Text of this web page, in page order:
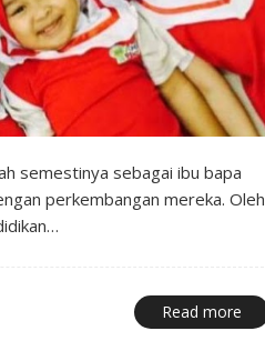
semestinya sebagai ibu bapa
perkembangan mereka. Oleh
Read more